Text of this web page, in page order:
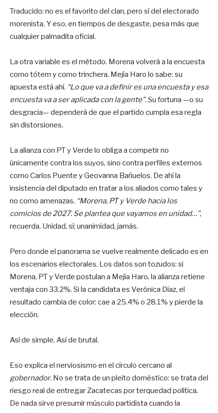
Traducido: no es el favorito del clan, pero sí del electorado
morenista. Y eso, en tiempos de desgaste, pesa más que
cualquier palmadita oficial.
La otra variable es el método. Morena volverá a la encuesta
como tótem y como trinchera. Mejía Haro lo sabe: su
apuesta está ahí. “Lo que va a definir es una encuesta y esa
encuesta va a ser aplicada con la gente”.Su fortuna —o su
desgracia— dependerá de que el partido cumpla esa regla
sin distorsiones.
La alianza con PT y Verde lo obliga a competir no
únicamente contra los suyos, sino contra perfiles externos
como Carlos Puente y Geovanna Bañuelos. De ahí la
insistencia del diputado en tratar a los aliados como tales y
no como amenazas. “Morena, PT y Verde hacia los
comicios de 2027. Se plantea que vayamos en unidad…”,
recuerda. Unidad, sí; unanimidad, jamás.
Pero donde el panorama se vuelve realmente delicado es en
los escenarios electorales. Los datos son tozudos: si
Morena, PT y Verde postulan a Mejía Haro, la alianza retiene
ventaja con 33.2%. Si la candidata es Verónica Díaz, el
resultado cambia de color: cae a 25.4% o 28.1% y pierde la
elección.
Así de simple. Así de brutal.
Eso explica el nerviosismo en el círculo cercano al
gobernador. No se trata de un pleito doméstico: se trata del
riesgo real de entregar Zacatecas por terquedad política.
De nada sirve presumir músculo partidista cuando la